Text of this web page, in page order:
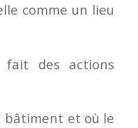
comme un lieu
des actions
bâtiment et où le